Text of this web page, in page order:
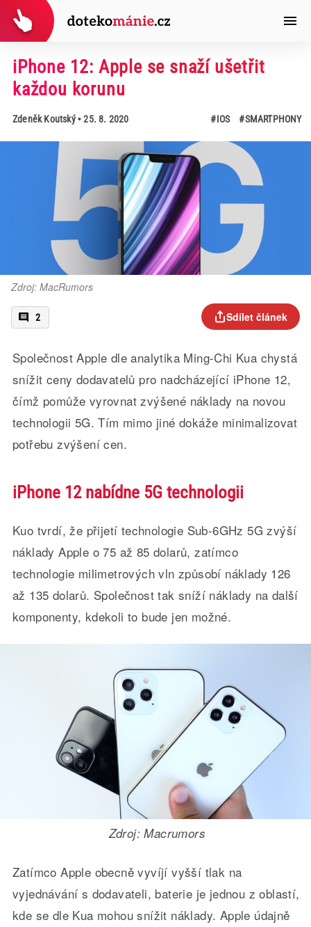
iPhone 12: Apple se snaží ušetřit
každou korunu
Zdeněk Koutský• 25. 8. 2020 #IOS #SMARTPHONY
Zdroj: MacRumors
2 Sdílet článek
Společnost Apple dle analytika Ming-Chi Kua chystá
snížit ceny dodavatelů pro nadcházející iPhone 12,
čímž pomůže vyrovnat zvýšené náklady na novou
technologii 5G. Tím mimo jiné dokáže minimalizovat
potřebu zvýšení cen.
iPhone 12 nabídne 5G technologii
Kuo tvrdí, že přijetí technologie Sub-6GHz 5G zvýší
náklady Apple o 75 až 85 dolarů, zatímco
technologie milimetrových vln způsobí náklady 126
až 135 dolarů. Společnost tak sníží náklady na další
komponenty, kdekoli to bude jen možné.
Zdroj: Macrumors
Zatímco Apple obecně vyvíjí vyšší tlak na
vyjednávání s dodavateli, baterie je jednou z oblastí,
kde se dle Kua mohou snížit náklady. Apple údajně